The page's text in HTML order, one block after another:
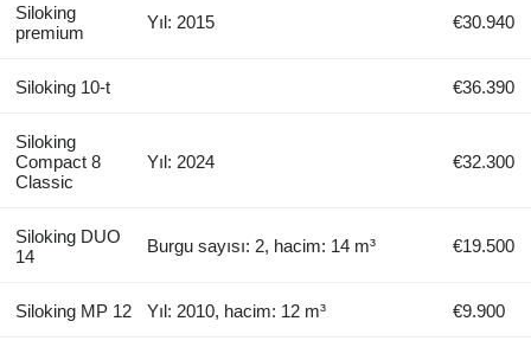
Siloking
premium
Yıl: 2015 €30.940
Siloking 10-t €36.390
Siloking
Compact 8
Classic
Yıl: 2024 €32.300
Siloking DUO
14
Burgu sayısı: 2, hacim: 14 m³ €19.500
Siloking MP 12 Yıl: 2010, hacim: 12 m³ €9.900